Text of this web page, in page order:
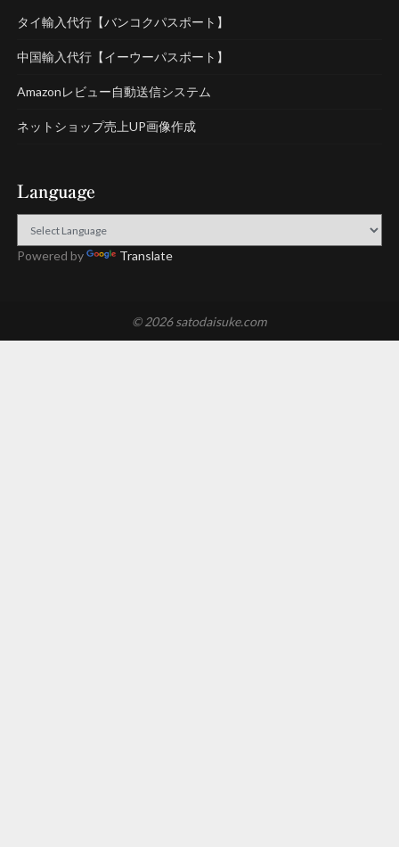
タイ輸入代行【バンコクパスポート】
中国輸入代行【イーウーパスポート】
Amazonレビュー自動送信システム
ネットショップ売上UP画像作成
Language
Powered by Translate
© 2026 satodaisuke.com